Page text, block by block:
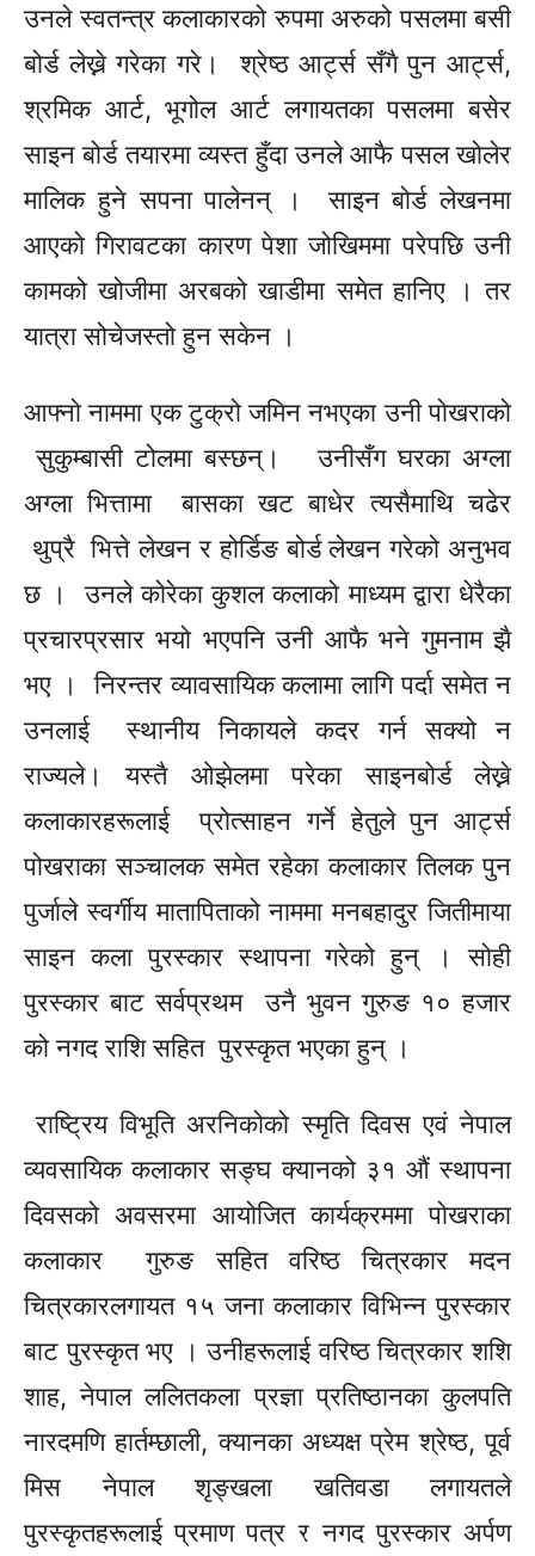
उनले स्वतन्त्र कलाकारको रुपमा अरुको पसलमा बसी
बोर्ड लेख्ने गरेका गरे। श्रेष्ठ आर्ट्स सँगै पुन आर्ट्स,
श्रमिक आर्ट, भूगोल आर्ट लगायतका पसलमा बसेर
साइन बोर्ड तयारमा व्यस्त हुँदा उनलेआफैपसल खोलेर
मालिक हुने सपना पालेनन् । साइन बोर्ड लेखनमा
आएकोगिरावटकाकारण पेशा जोखिममा परेपछि उनी
कामकोखोजीमाअरबको खाडीमा समेत हानिए । तर
यात्रा सोचेजस्तो हुन सकेन ।
आफ्नो नाममा एक टुक्रो जमिन नभएका उनी पोखराको
सुकुम्बासी टोलमाबस्छन्।
उनीसँग घरका अग्ला
अग्ला भित्तामा बासका खटबाधेर त्यसैमाथिचढेर
थुप्रै भित्ते लेखन र होर्डिङ बोर्ड लेखन गरेको अनुभव
छ । उनले कोरेका कुशल कलाको माध्यम द्वारा धेरैका
प्रचारप्रसार भयो भएपनिउनी आफै भने गुमनाम झै
भए । निरन्तर व्यावसायिक कलामा लागि पर्दा समेत न
उनलाई स्थानीय निकायले कदर गर्न सक्यो न
राज्यले। यस्तैओझेलमा परेका साइनबोर्ड लेख्ने
कलाकारहरूलाई प्रोत्साहन गर्ने हेतुले पुन आर्ट्स
पोखराका सञ्चालक समेत रहेका कलाकारतिलकपुन
पुर्जाले स्वर्गीय मातापिताको नाममा मनबहादुरजितीमाया
साइन कला पुरस्कार स्थापना गरेको हुन् । सोही
पुरस्कार बाट सर्वप्रथम उनै भुवनगुरुङ १० हजार
को नगदराशिसहित पुरस्कृत भएका हुन् ।
राष्ट्रिय विभूति अरनिकोको स्मृति दिवस एवं नेपाल
व्यवसायिक कलाकारसङ्घक्यानको ३१ औं स्थापना
दिवसको अवसरमा आयोजित कार्यक्रममा पोखराका
कलाकारगुरुङसहित वरिष्ठ चित्रकार मदन
चित्रकारलगायत १५ जना कलाकार विभिन्न पुरस्कार
बाट पुरस्कृत भए । उनीहरूलाई वरिष्ठ चित्रकारशशि
शाह, नेपाल ललितकला प्रज्ञा प्रतिष्ठानका कुलपति
नारदमणिहार्तम्छाली, क्यानका अध्यक्ष प्रेम श्रेष्ठ, पूर्व
मिस नेपालशृङ्खलाखतिवडा लगायतले
पुरस्कृतहरूलाईप्रमाण पत्र र नगद पुरस्कार अर्पण